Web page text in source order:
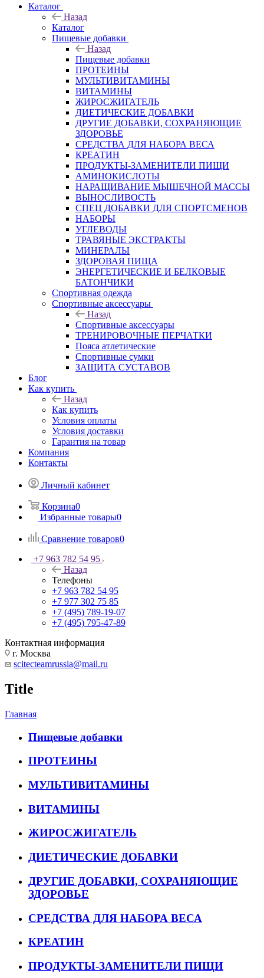
Каталог
Назад
Каталог
Пищевые добавки
Назад
Пищевые добавки
ПРОТЕИНЫ
МУЛЬТИВИТАМИНЫ
ВИТАМИНЫ
ЖИРОСЖИГАТЕЛЬ
ДИЕТИЧЕСКИЕ ДОБАВКИ
ДРУГИЕ ДОБАВКИ, СОХРАНЯЮЩИЕ
ЗДОРОВЬЕ
СРЕДСТВА ДЛЯ НАБОРА ВЕСА
КРЕАТИН
ПРОДУКТЫ-ЗАМЕНИТЕЛИ ПИЩИ
АМИНОКИСЛОТЫ
НАРАЩИВАНИЕ МЫШЕЧНОЙ МАССЫ
ВЫНОСЛИВОСТЬ
СПЕЦ ДОБАВКИ ДЛЯ СПОРТСМЕНОВ
НАБОРЫ
УГЛЕВОДЫ
ТРАВЯНЫЕ ЭКСТРАКТЫ
МИНЕРАЛЫ
ЗДОРОВАЯ ПИЩА
ЭНЕРГЕТИЧЕСКИЕ И БЕЛКОВЫЕ
БАТОНЧИКИ
Спортивная одежда
Спортивные аксессуары
Назад
Спортивные аксессуары
ТРЕНИРОВОЧНЫЕ ПЕРЧАТКИ
Пояса атлетические
Спортивные сумки
ЗАЩИТА СУСТАВОВ
Блог
Как купить
Назад
Как купить
Условия оплаты
Условия доставки
Гарантия на товар
Компания
Контакты
Личный кабинет
Корзина0
Избранные товары0
Сравнение товаров0
+7 963 782 54 95
Назад
Телефоны
+7 963 782 54 95
+7 977 302 75 85
+7 (495) 789-19-07
+7 (495) 795-47-89
Контактная информация
г. Москва
scitecteamrussia@mail.ru
Title
Главная
Пищевые добавки
ПРОТЕИНЫ
МУЛЬТИВИТАМИНЫ
ВИТАМИНЫ
ЖИРОСЖИГАТЕЛЬ
ДИЕТИЧЕСКИЕ ДОБАВКИ
ДРУГИЕ ДОБАВКИ, СОХРАНЯЮЩИЕ
ЗДОРОВЬЕ
СРЕДСТВА ДЛЯ НАБОРА ВЕСА
КРЕАТИН
ПРОДУКТЫ-ЗАМЕНИТЕЛИ ПИЩИ